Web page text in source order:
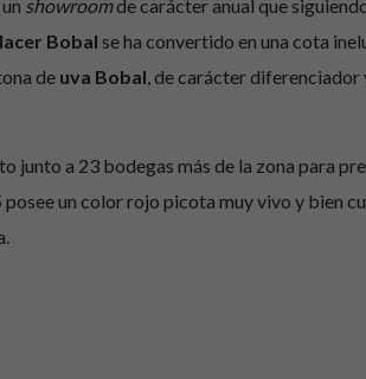
, un showroomde carácter anual que
Bobal se ha convertido en una cota
de uva Bobal , de carácter diferenciador
junto a 23 bodegas más de la zona para
posee un color rojo picota muy vivo y bien